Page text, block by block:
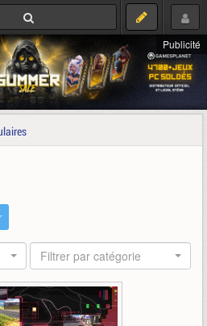
Publicité
Filtrer par catégorie